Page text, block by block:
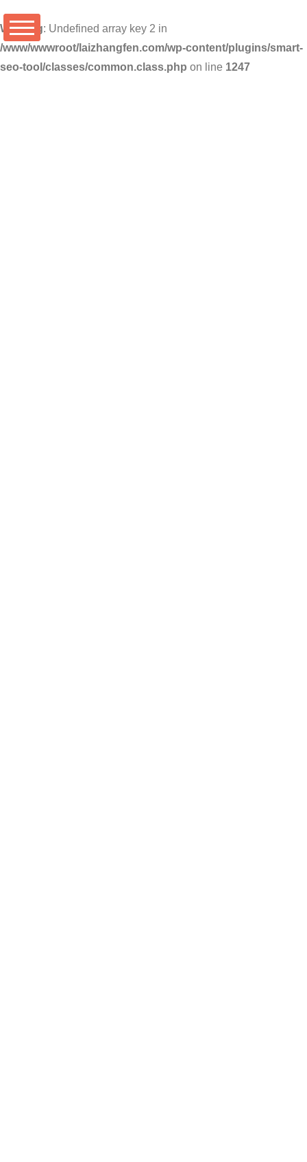
Warning: Undefined array key 2 in
/www/wwwroot/laizhangfen.com/wp-content/plugins/smart-
seo-tool/classes/common.class.php on line 1247